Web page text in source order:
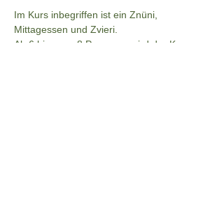
Im Kurs inbegriffen ist ein Znüni,
Mittagessen und Zvieri.
Ab 6 bis max. 8 Personen wird der Kurs